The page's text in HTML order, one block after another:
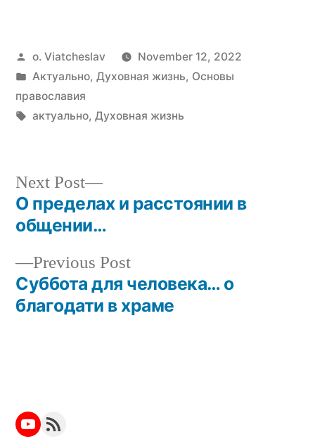
Posted
by
o. Viatcheslav
November 12, 2022
Posted
in
Актуально, Духовная жизнь, Основы
православия
Tags:
актуально, Духовная жизнь
Post
navigation
Previous PostPrevious
post:
Суббота для человека… о
благодати в храме
Next Post
Next
post:
О пределах и расстоянии в
общении…
YouTube RSS Feed